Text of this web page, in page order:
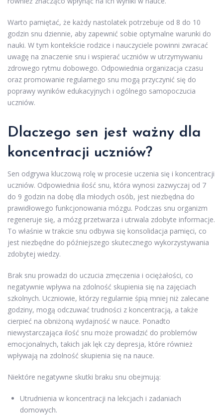
Warto pamiętać, że każdy nastolatek potrzebuje od 8 do 10
godzin snu dziennie, aby zapewnić sobie optymalne warunki do
nauki. W tym kontekście rodzice i nauczyciele powinni zwracać
uwagę na znaczenie snu i wspierać uczniów w utrzymywaniu
zdrowego rytmu dobowego. Odpowiednia organizacja czasu
oraz promowanie regularnego snu mogą przyczynić się do
poprawy wyników edukacyjnych i ogólnego samopoczucia
uczniów.
Dlaczego sen jest ważny dla
koncentracji uczniów?
Sen odgrywa kluczową rolę w procesie uczenia się i koncentracji
uczniów. Odpowiednia ilość snu, która wynosi zazwyczaj od 7
do 9 godzin na dobę dla młodych osób, jest niezbędna do
prawidłowego funkcjonowania mózgu. Podczas snu organizm
regeneruje się, a mózg przetwarza i utrwala zdobyte informacje.
To właśnie w trakcie snu odbywa się konsolidacja pamięci, co
jest niezbędne do późniejszego skutecznego wykorzystywania
zdobytej wiedzy.
Brak snu prowadzi do uczucia zmęczenia i ociężałości, co
negatywnie wpływa na zdolność skupienia się na zajęciach
szkolnych. Uczniowie, którzy regularnie śpią mniej niż zalecane
godziny, mogą odczuwać trudności z koncentracją, a także
cierpieć na obniżoną wydajność w nauce. Ponadto
niewystarczająca ilość snu może prowadzić do problemów
emocjonalnych, takich jak lęk czy depresja, które również
wpływają na zdolność skupienia się na nauce.
Niektóre negatywne skutki braku snu obejmują:
Utrudnienia w koncentracji na lekcjach i zadaniach
domowych.